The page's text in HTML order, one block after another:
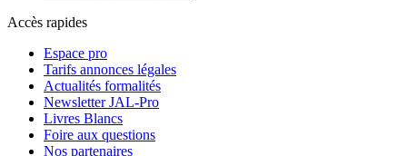
Accès rapides
Espace pro
Tarifs annonces légales
Actualités formalités
Newsletter JAL-Pro
Livres Blancs
Foire aux questions
Nos partenaires